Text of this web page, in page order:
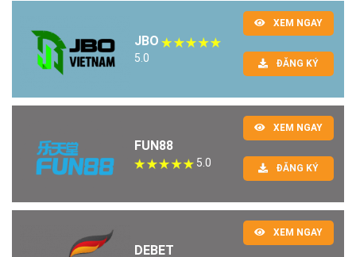
JBO
5.0
XEM NGAY
ĐĂNG KÝ
FUN88
5.0
XEM NGAY
ĐĂNG KÝ
DEBET
XEM NGAY